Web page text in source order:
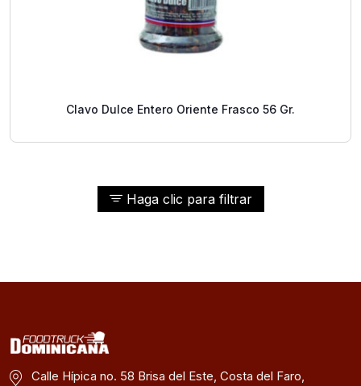
Haga clic para filtrar
Clavo Dulce Entero Oriente Frasco 56 Gr.
Calle Hípica no. 58 Brisa del Este, Costa del Faro,